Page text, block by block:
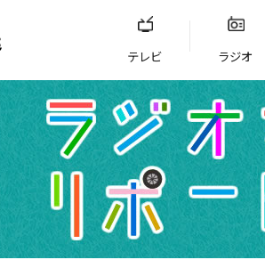
テレビ ラジオ